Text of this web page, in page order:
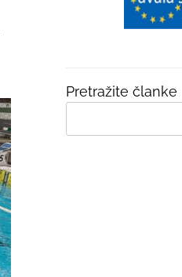
Pretražite članke